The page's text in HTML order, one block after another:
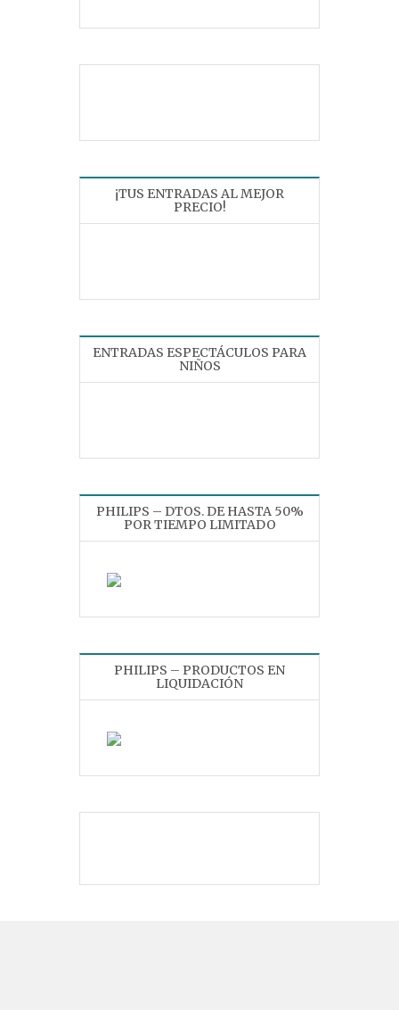
¡TUS ENTRADAS AL MEJOR
PRECIO!
ENTRADAS ESPECTÁCULOS PARA
NIÑOS
PHILIPS – DTOS. DE HASTA 50%
POR TIEMPO LIMITADO
PHILIPS – PRODUCTOS EN
LIQUIDACIÓN